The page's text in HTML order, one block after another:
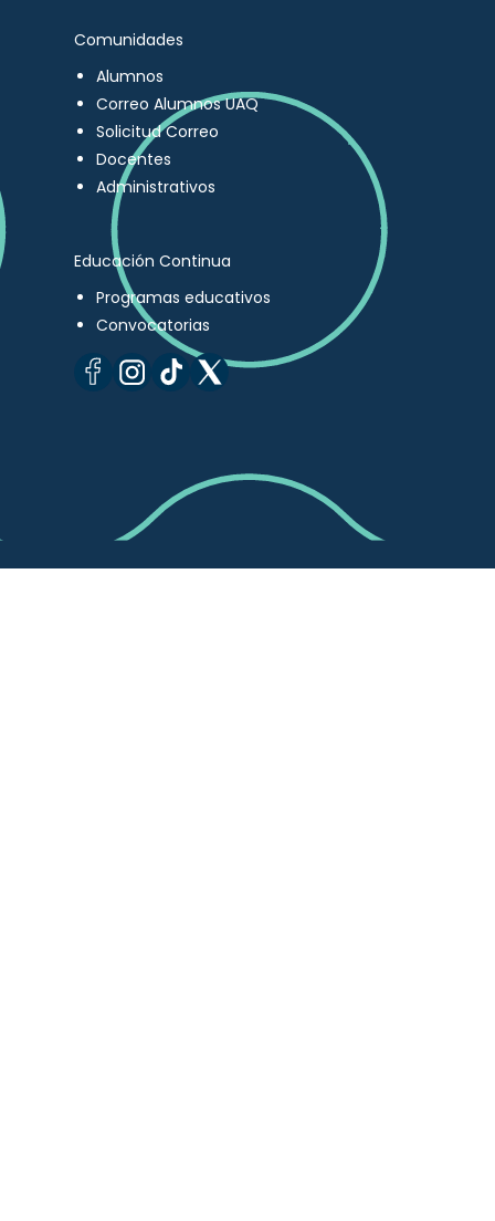
Comunidades
Alumnos
Correo Alumnos UAQ
Solicitud Correo
Docentes
Administrativos
Educación Continua
Programas educativos
Convocatorias